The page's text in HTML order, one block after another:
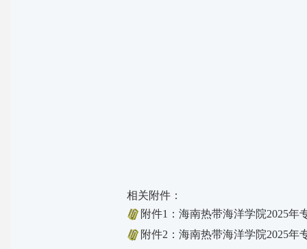
相关附件：
附件1：海南热带海洋学院2025年
附件2：海南热带海洋学院2025年